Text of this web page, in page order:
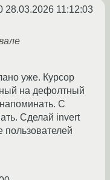
28.03.2026 11:12:03
уже. Курсор
на дефолтный
С
Сделай invert